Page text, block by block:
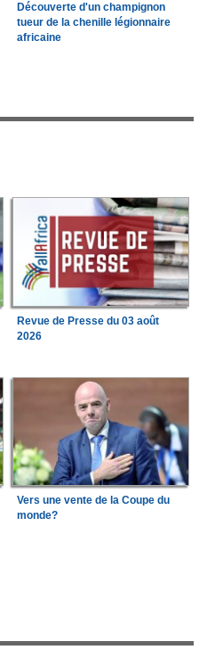
Découverte d'un champignon
tueur de la chenille légionnaire
africaine
Revue de Presse du 03 août
2026
Vers une vente de la Coupe du
monde?